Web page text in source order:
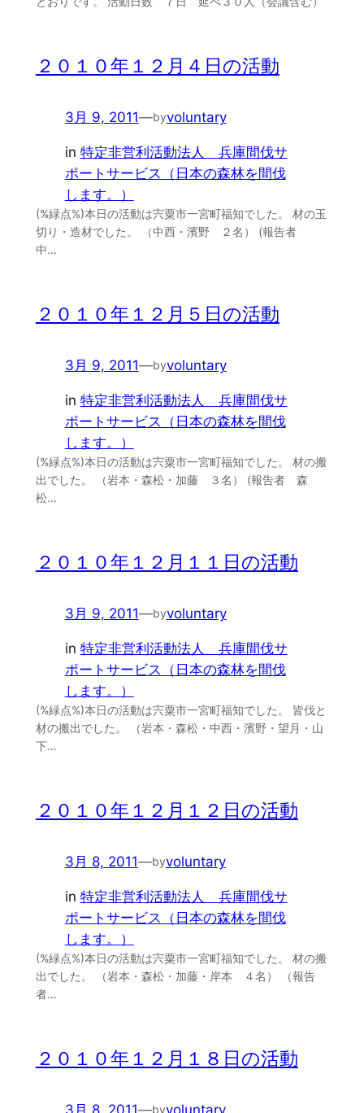
２０１０年１２月４日の活動
3月 9, 2011—byvoluntary
in 特定非営利活動法人 兵庫間伐サ
ポートサービス（日本の森林を間伐
します。）
(%緑点%)本日の活動は宍粟市一宮町福知でした。 材の玉
切り・造材でした。 （中西・濱野 ２名） (報告者
中…
２０１０年１２月５日の活動
3月 9, 2011—byvoluntary
in 特定非営利活動法人 兵庫間伐サ
ポートサービス（日本の森林を間伐
します。）
(%緑点%)本日の活動は宍粟市一宮町福知でした。 材の搬
出でした。 （岩本・森松・加藤 ３名） (報告者 森
松…
２０１０年１２月１１日の活動
3月 9, 2011—byvoluntary
in 特定非営利活動法人 兵庫間伐サ
ポートサービス（日本の森林を間伐
します。）
(%緑点%)本日の活動は宍粟市一宮町福知でした。 皆伐と
材の搬出でした。 （岩本・森松・中西・濱野・望月・山
下…
２０１０年１２月１２日の活動
3月 8, 2011—byvoluntary
in 特定非営利活動法人 兵庫間伐サ
ポートサービス（日本の森林を間伐
します。）
(%緑点%)本日の活動は宍粟市一宮町福知でした。 材の搬
出でした。 （岩本・森松・加藤・岸本 ４名） （報告
者…
２０１０年１２月１８日の活動
3月 8, 2011—byvoluntary